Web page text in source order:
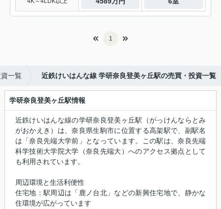
1
一覧 近鉄けいはんな線 学研奈良登美ヶ丘駅の売買・投資一覧
学研奈良登美ヶ丘駅情報
近鉄けいはんな線の学研奈良登美ヶ丘駅（がっけんならとみ
がおかえき）は、奈良県生駒市に位置する高架駅で、副駅名
は「奈良先端大学前」となっています。この駅は、奈良先端
科学技術大学院大学（奈良先端大）へのアクセス拠点として
も利用されています。
周辺環境と生活利便性
住宅地：駅周辺は「鹿ノ台北」などの新興住宅地で、静かな
住環境が広がっています